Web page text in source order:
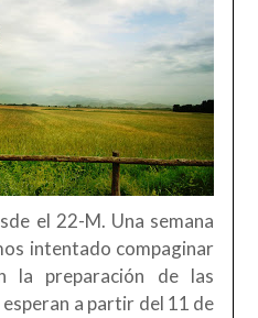
el 22-M. Una semana
intentado compaginar
la preparación de las
a partir del 11 de